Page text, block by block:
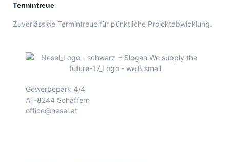
Termintreue
Zuverlässige Termintreue für pünktliche Projektabwicklung.
Gewerbepark 4/4
AT-8244 Schäffern
office@nesel.at